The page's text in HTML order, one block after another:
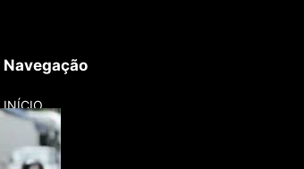
Navegação
INÍCIO